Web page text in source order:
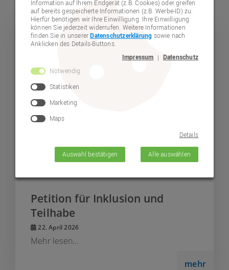
Verein
Petition für Inklusion und
Teilhabe
22. April 2026
Mehr lesen...
mehr
Information auf Ihrem Endgerät (z.B. Cookies) oder greifen
auf bereits gespeicherte Informationen (z.B. Werbe-ID) zu.
Hierfür benötigen wir Ihre Einwilligung. Ihre Einwilligung
können Sie jederzeit widerrufen. Weitere Informationen
finden Sie in unsererDatenschutzerklärung sowie nach
Anklicken des Details-Buttons.
Auswahl bestätigen Alle auswählen
Impressum | Datenschutz
Notwendig
Statistiken
Marketing
Maps
Details